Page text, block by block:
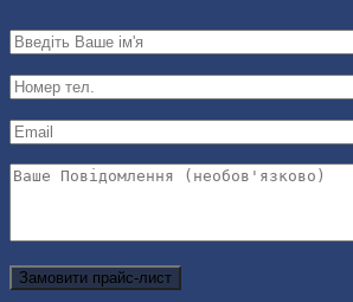
Замовити прайс-лист